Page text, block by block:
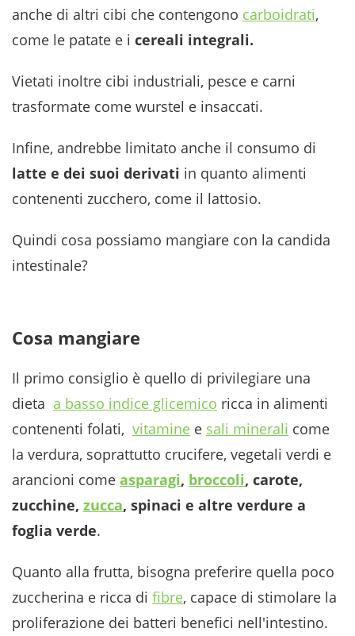
anche di altri cibi che contengono carboidrati,
come le patate e i cereali integrali.
Vietati inoltre cibi industriali, pesce e carni
trasformate come wurstel e insaccati.
Infine, andrebbe limitato anche il consumo di
latte e dei suoi derivati in quanto alimenti
contenenti zucchero, come il lattosio.
Quindi cosa possiamo mangiare con la candida
intestinale?
Cosa mangiare
Il primo consiglio è quello di privilegiare una
dieta a basso indice glicemico ricca in alimenti
contenenti folati, vitamine e sali minerali come
la verdura, soprattutto crucifere, vegetali verdi e
arancioni come asparagi, broccoli, carote,
zucchine, zucca, spinaci e altre verdure a
foglia verde.
Quanto alla frutta, bisogna preferire quella poco
zuccherina e ricca di fibre, capace di stimolare la
proliferazione dei batteri benefici nell'intestino.